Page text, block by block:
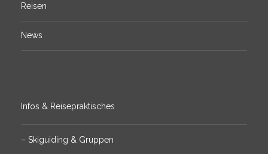
Reisen
News
Infos & Reisepraktisches
– Skiguiding & Gruppen